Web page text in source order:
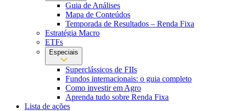
Guia de Análises
Mapa de Conteúdos
Temporada de Resultados – Renda Fixa
Estratégia Macro
ETFs
Especiais
Superclássicos de FIIs
Fundos internacionais: o guia completo
Como investir em Agro
Aprenda tudo sobre Renda Fixa
Lista de ações